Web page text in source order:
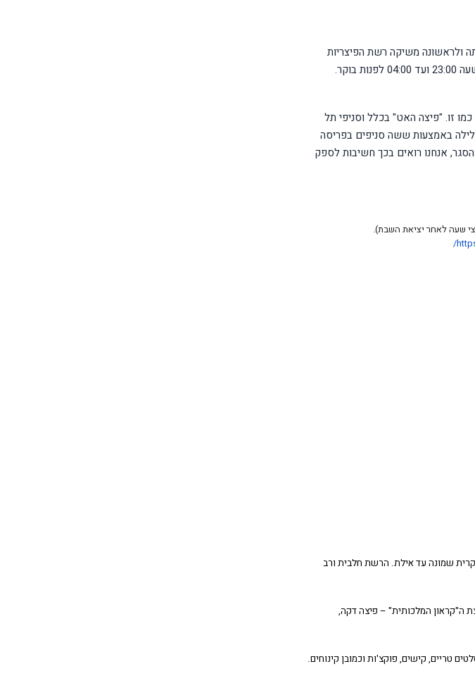
ולראשונה משיקה רשת הפיצריות
זו. "פיצה האט" בכלל וסניפי תל
באמצעות ששה סניפים בפריסה
אנחנו רואים בכך חשיבות לספק
/
בישראל, המונה 92 סניפים ברחבי הארץ מקרית שמונה עד אילת. הרשת חלבית ורב
ה"קראון המלכותית" – פיצה דקה,
טריים, קישים, פוקצ'ות וכמובן קינוחים.